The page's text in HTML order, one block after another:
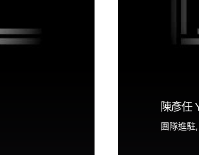
陳彥任
團隊進駐